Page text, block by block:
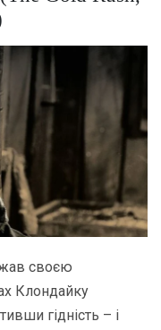
своєю
Клондайку
гідність – і